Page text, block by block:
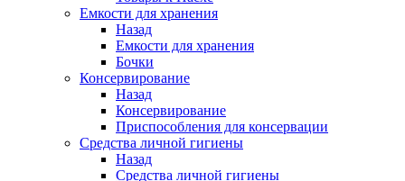
Емкости для хранения
Назад
Емкости для хранения
Бочки
Консервирование
Назад
Консервирование
Приспособления для консервации
Средства личной гигиены
Назад
Средства личной гигиены